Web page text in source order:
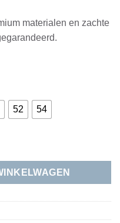
materialen en zachte
52 54